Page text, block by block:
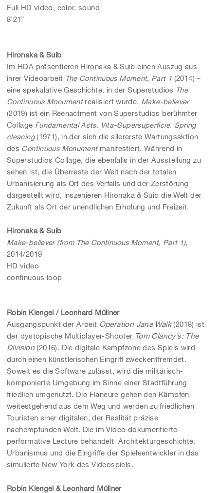
Full HD video, color, sound
8’21”
Hironaka & Suib
Im HDA präsentieren Hironaka & Suib einen Auszug aus
ihrer Videoarbeit The Continuous Moment, Part 1 (2014) –
eine spekulative Geschichte, in der Superstudios The
Continuous Monumentrealisiert wurde. Make-believer
(2019) ist ein Reenactment von Superstudios berühmter
Collage Fundamental Acts. Vita–Supersuperficie. Spring
cleaning(1971), in der sich die allererste Wartungsaktion
des Continuous Monumentmanifestiert. Während in
Superstudios Collage, die ebenfalls in der Ausstellung zu
sehen ist, die Überreste der Welt nach der totalen
Urbanisierung als Ort des Verfalls und der Zerstörung
dargestellt wird, inszenieren Hironaka & Suib die Welt der
Zukunft als Ort der unendlichen Erholung und Freizeit.
Hironaka & Suib
Make-believer (from The Continuous Moment, Part 1),
2014/2019
HD video
continuous loop
Robin Klengel / Leonhard Müllner
Ausgangspunkt der Arbeit Operation Jane Walk(2018) ist
der dystopische Multiplayer-Shooter Tom Clancy’s: The
Division (2016). Die digitale Kampfzone des Spiels wird
durch einen künstlerischen Eingriff zweckentfremdet.
Soweit es die Software zulässt, wird die militärisch-
komponierte Umgebung im Sinne einer Stadtführung
friedlich umgenutzt. Die Flaneure gehen den Kämpfen
weitestgehend aus dem Weg und werden zu friedlichen
Touristen einer digitalen, der Realität präzise
nachempfunden Welt. Die im Video dokumentierte
performative Lecture behandelt Architekturgeschichte,
Urbanismus und die Eingriffe der Spieleentwickler in das
simulierte New York des Videospiels.
Robin Klengel & Leonhard Müllner